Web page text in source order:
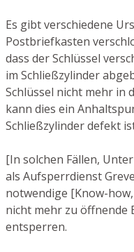
Es gibt verschiedene
Postbriefkasten
dass der Schlüssel
im Schließzylinder
Schlüssel nicht mehr in
kann dies ein
Schließzylinder defekt
[In solchen Fällen,
als Aufsperrdienst
notwendige [Know-
nicht mehr zu öffnende
entsperren.